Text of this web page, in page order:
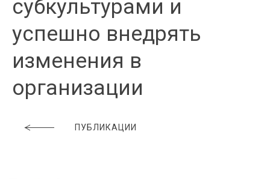
субкультурами и
успешно внедрять
изменения в
организации
ПУБЛИКАЦИИ